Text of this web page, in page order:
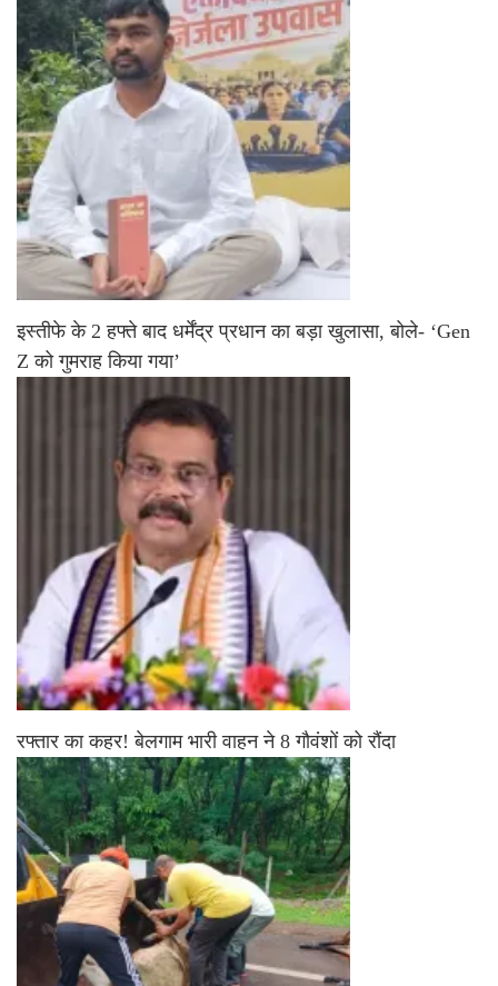
इस्तीफे के 2 हफ्ते बाद धर्मेंद्र प्रधान का बड़ा खुलासा, बोले- ‘Gen
Z को गुमराह किया गया’
रफ्तार का कहर! बेलगाम भारी वाहन ने 8 गौवंशों को रौंदा